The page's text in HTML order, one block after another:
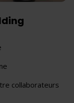
collaborateurs